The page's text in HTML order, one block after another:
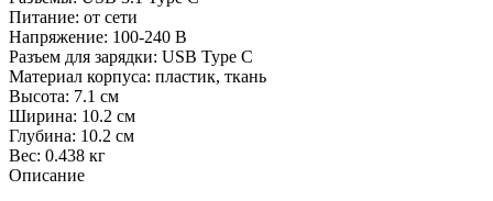
Питание: от сети
Напряжение: 100-240 В
Разъем для зарядки: USB Type C
Материал корпуса: пластик, ткань
Высота: 7.1 см
Ширина: 10.2 см
Глубина: 10.2 см
Вес: 0.438 кг
Описание